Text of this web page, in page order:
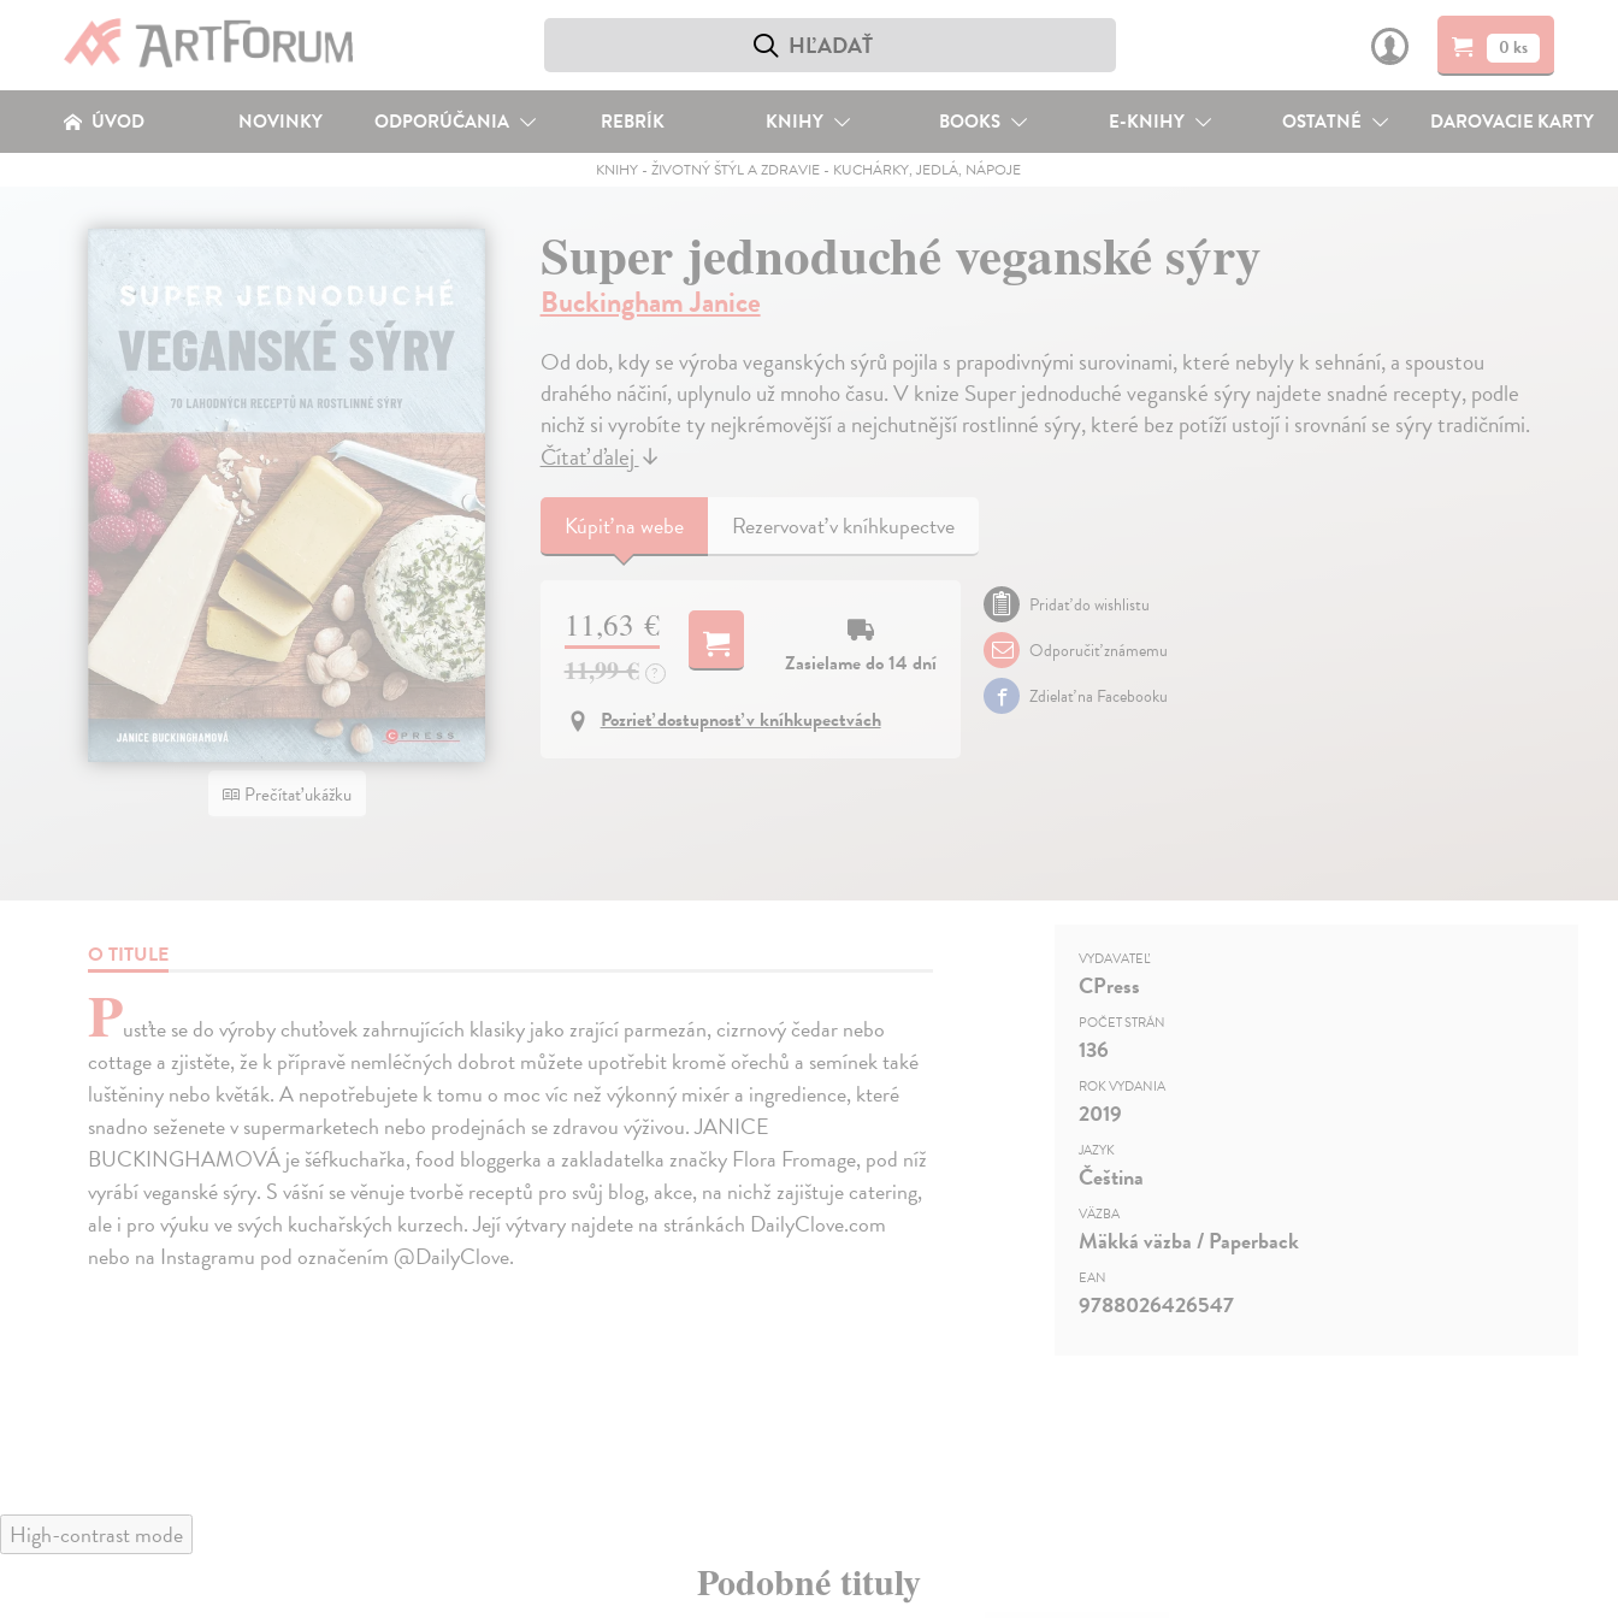
0 ks
ÚVOD NOVINKY ODPORÚČANIA REBRÍK KNIHY BOOKS E-KNIHY OSTATNÉ DAROVACIE KARTY
KNIHY -ŽIVOTNÝ ŠTÝL A ZDRAVIE - KUCHÁRKY, JEDLÁ, NÁPOJE
Prečítať ukážku
Super jednoduché veganské sýry
Buckingham Janice
Od dob, kdy se výroba veganských sýrů pojila s prapodivnými surovinami, které nebyly k sehnání, a spoustou
drahého náčiní, uplynulo už mnoho času. V knize Super jednoduché veganské sýry najdete snadné recepty, podle
nichž si vyrobíte ty nejkrémovější a nejchutnější rostlinné sýry, které bez potíží ustojí i srovnání se sýry tradičními.
Čítať ďalej↓
Kúpiťna webe Rezervovať v kníhkupectve
11,63 €
11,99 € ?
Zasielame do 14 dní
Pozrieť dostupnosť v kníhkupectvách
Pridať do wishlistu
Odporučiť známemu
Zdielať na Facebooku
O TITULE
Pusťte se do výroby chuťovek zahrnujících klasiky jako zrající parmezán, cizrnový čedar nebo
cottage a zjistěte, že k přípravě nemléčných dobrot můžete upotřebit kromě ořechů a semínek také
luštěniny nebo květák. A nepotřebujete k tomu o moc víc než výkonný mixér a ingredience, které
snadno seženete v supermarketech nebo prodejnách se zdravou výživou. JANICE
BUCKINGHAMOVÁ je šéfkuchařka, food bloggerka a zakladatelka značky Flora Fromage, pod níž
vyrábí veganské sýry. S vášní se věnuje tvorbě receptů pro svůj blog, akce, na nichž zajištuje catering,
ale i pro výuku ve svých kuchařských kurzech. Její výtvary najdete na stránkách DailyClove.com
nebo na Instagramu pod označením @DailyClove.
VYDAVATEĽ
CPress
POČET STRÁN
136
ROK VYDANIA
2019
JAZYK
Čeština
VÄZBA
Mäkká väzba / Paperback
EAN
9788026426547
High-contrast mode
Podobné tituly